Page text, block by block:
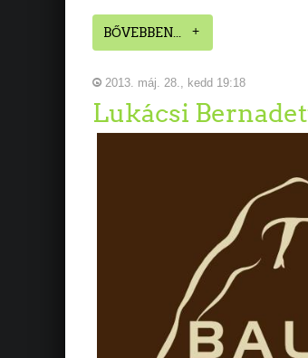
BŐVEBBEN...
2013. máj. 28., kedd 19:18
Lukácsi